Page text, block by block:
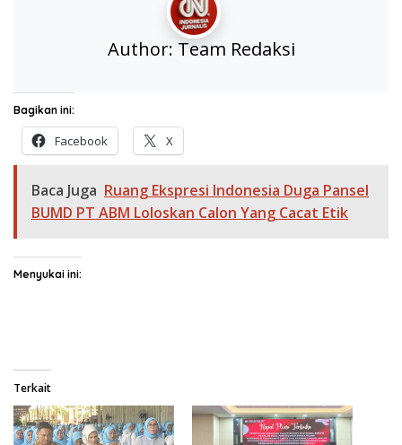
Author: Team Redaksi
Bagikan ini:
Facebook X
Baca Juga Ruang Ekspresi Indonesia Duga Pansel
BUMD PT ABM Loloskan Calon Yang Cacat Etik
Menyukai ini:
Terkait